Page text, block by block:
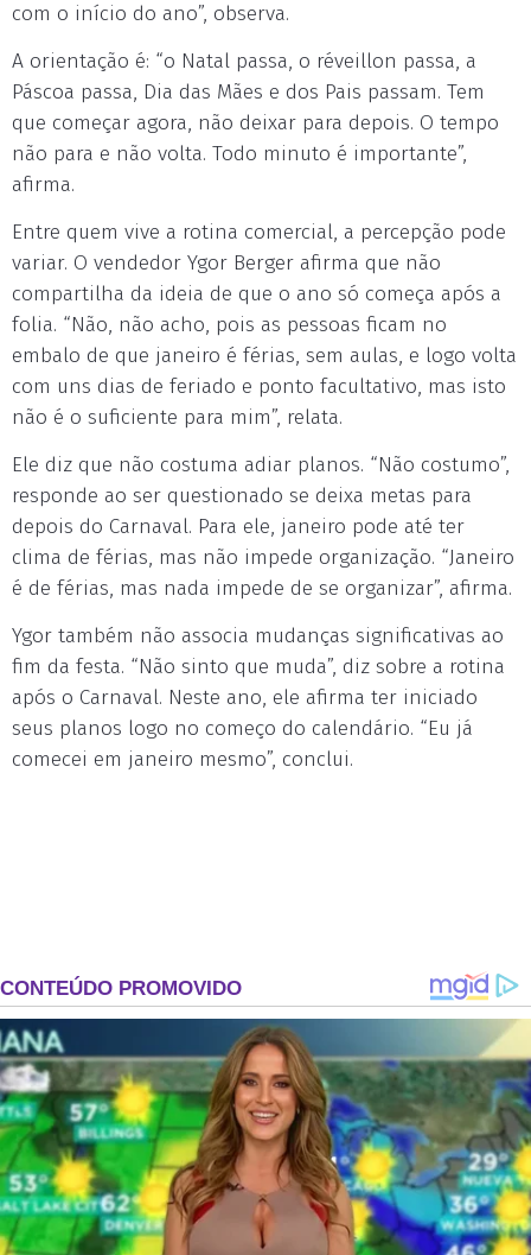
com o início do ano”, observa.
A orientação é: “o Natal passa, o réveillon passa, a
Páscoa passa, Dia das Mães e dos Pais passam. Tem
que começar agora, não deixar para depois. O tempo
não para e não volta. Todo minuto é importante”,
afirma.
Entre quem vive a rotina comercial, a percepção pode
variar. O vendedor Ygor Berger afirma que não
compartilha da ideia de que o ano só começa após a
folia. “Não, não acho, pois as pessoas ficam no
embalo de que janeiro é férias, sem aulas, e logo volta
com uns dias de feriado e ponto facultativo, mas isto
não é o suficiente para mim”, relata.
Ele diz que não costuma adiar planos. “Não costumo”,
responde ao ser questionado se deixa metas para
depois do Carnaval. Para ele, janeiro pode até ter
clima de férias, mas não impede organização. “Janeiro
é de férias, mas nada impede de se organizar”, afirma.
Ygor também não associa mudanças significativas ao
fim da festa. “Não sinto que muda”, diz sobre a rotina
após o Carnaval. Neste ano, ele afirma ter iniciado
seus planos logo no começo do calendário. “Eu já
comecei em janeiro mesmo”, conclui.